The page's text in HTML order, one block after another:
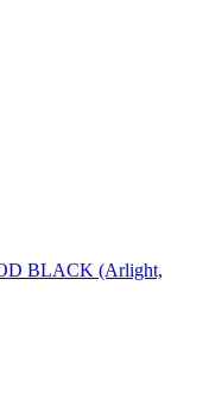
BLACK (Arlight,